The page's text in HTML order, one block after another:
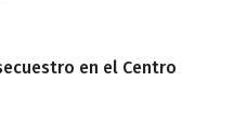
en el Centro